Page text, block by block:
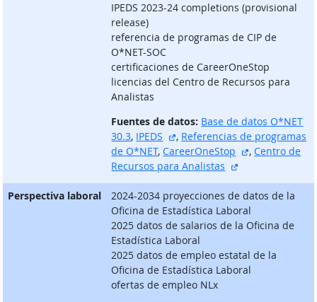
IPEDS 2023-24 completions (provisional
release)
referencia de programas de CIP de
O*NET-SOC
certificaciones de CareerOneStop
licencias del Centro de Recursos para
Analistas
Fuentes de datos: Base de datos O*NET
30.3, IPEDS sitio externo
, Referencias de programas
de O*NET,CareerOneStop sitio externo
,Centro de
Recursos para Analistas
Perspectiva laboral
2024-2034 proyecciones de datos de la
Oficina de Estadística Laboral
2025 datos de salarios de la Oficina de
Estadística Laboral
2025 datos de empleo estatal de la
Oficina de Estadística Laboral
ofertas de empleo NLx